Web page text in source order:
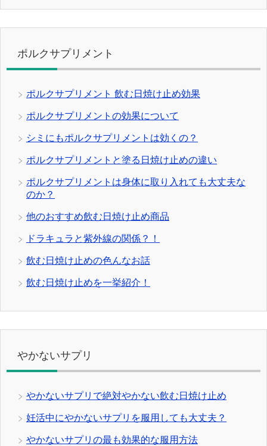
ポルクサプリメント
ポルクサプリメント 飲む日焼け止め効果
ポルクサプリメントの効果について
シミにもポルクサプリメントは効くの？
ポルクサプリメントと塗る日焼け止めの違い
ポルクサプリメントは身体に取り入れても大丈夫な
のか？
他のおすすめ飲む日焼け止め商品
ドラキュラと紫外線の関係？！
飲む日焼け止めの色んなお話
飲む日焼け止めを一挙紹介！
やかないサプリ
やかないサプリで絶対やかない飲む日焼け止め
妊活中にやかないサプリを服用しても大丈夫？
やかないサプリの最も効果的な服用方法